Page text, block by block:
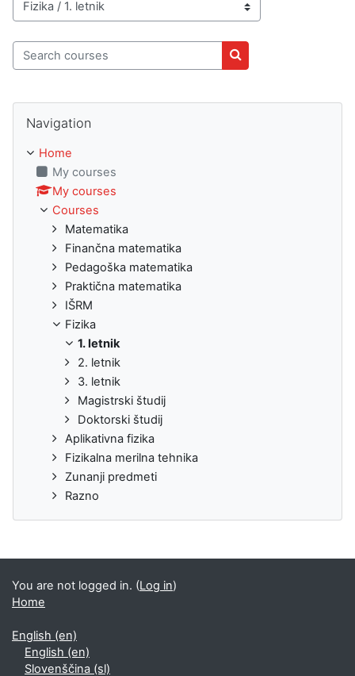
Course categories
Search courses
Search courses
Navigation
Home
My courses
My courses
Courses
Matematika
Finančna matematika
Pedagoška matematika
Praktična matematika
IŠRM
Fizika
1. letnik
2. letnik
3. letnik
Magistrski študij
Doktorski študij
Aplikativna fizika
Fizikalna merilna tehnika
Zunanji predmeti
Razno
You are not logged in. (Log in)
Home
English ‎(en)‎
English ‎(en)‎
Slovenščina ‎(sl)‎